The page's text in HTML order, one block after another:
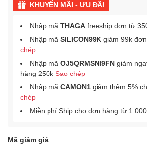
KHUYẾN MÃI - ƯU ĐÃI
Nhập mã THAGA freeship đơn từ
Nhập mã SILICON99K giảm 99k
chép
Nhập mã OJ5QRMSNI9FN giảm
hàng 250k Sao chép
Nhập mã CAMON1 giảm thêm 5%
chép
Miễn phí Ship cho đơn hàng từ
Mã giảm giá